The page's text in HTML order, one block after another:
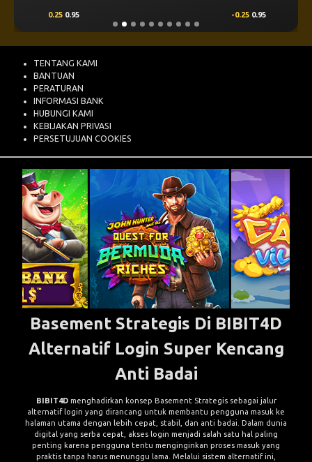
0.25 0.95 -0.25 0.95
TENTANG KAMI
BANTUAN
PERATURAN
INFORMASI BANK
HUBUNGI KAMI
KEBIJAKAN PRIVASI
PERSETUJUAN COOKIES
Basement Strategis Di BIBIT4D
Alternatif Login Super Kencang
Anti Badai
BIBIT4Dmenghadirkan konsep Basement Strategis sebagai jalur
alternatif login yang dirancang untuk membantu pengguna masuk ke
halaman utama dengan lebih cepat, stabil, dan anti badai. Dalam dunia
digital yang serba cepat, akses login menjadi salah satu hal paling
penting karena pengguna tentu menginginkan proses masuk yang
praktis tanpa harus menunggu lama. Melalui sistem alternatif ini,